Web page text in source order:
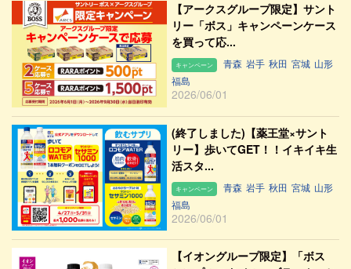
【アークスグループ限定】サント
リー「ボス」キャンペーンケース
を買って応...
キャンペーン 青森 岩手 秋田 宮城 山形
福島
2026/06/01
(終了しました)【薬王堂×サント
リー】歩いてGET！！イキイキ生
活スタ...
キャンペーン 青森 岩手 秋田 宮城 山形
福島
2026/06/01
【イオングループ限定】「ボス